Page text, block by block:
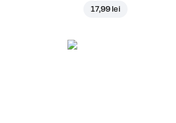
17,99 lei